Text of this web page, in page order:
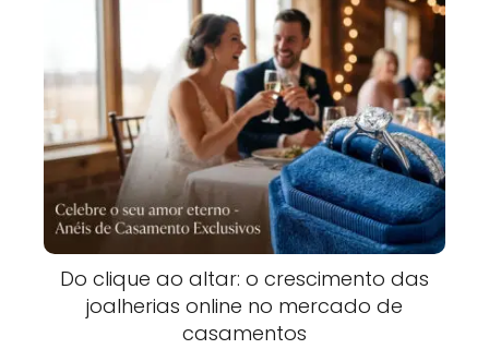
Do clique ao altar: o crescimento das
joalherias online no mercado de
casamentos